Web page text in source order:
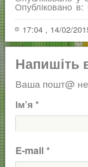
Опубліковано в:
17:04 , 14/02/
Напишіть
Ваша пошт@ не
Ім’я *
E-mail *